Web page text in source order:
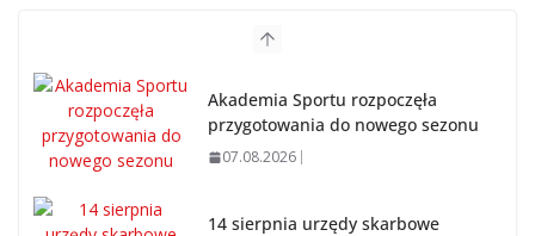
przygotowania do nowego sezonu
14 sierpnia urzędy skarbowe
będą nieczynne